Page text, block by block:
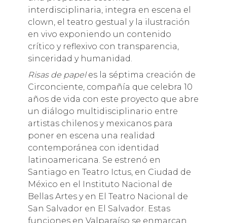
interdisciplinaria, integra en escena el
clown, el teatro gestual y la ilustración
en vivo exponiendo un contenido
crítico y reflexivo con transparencia,
sinceridad y humanidad.
Risas de papeles la séptima creación de
Circonciente, compañía que celebra 10
años de vida con este proyecto que abre
un diálogo multidisciplinario entre
artistas chilenos y mexicanos para
poner en escena una realidad
contemporánea con identidad
latinoamericana. Se estrenó en
Santiago en Teatro Ictus, en Ciudad de
México en el Instituto Nacional de
Bellas Artes y en El Teatro Nacional de
San Salvador en El Salvador. Estas
funciones en Valparaíso se enmarcan